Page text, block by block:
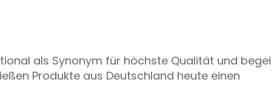
als Synonym für höchste Qualität und
Produkte aus Deutschland heute einen